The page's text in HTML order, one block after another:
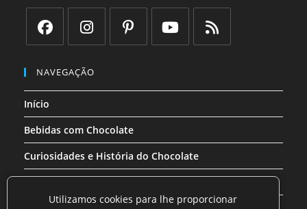
em
uma
nova
em
uma
uma
uma
uma
NAVEGAÇÃO
Início
Bebidas com Chocolate
Curiosidades e História do Chocolate
Utilizamos cookies para lhe proporcionar